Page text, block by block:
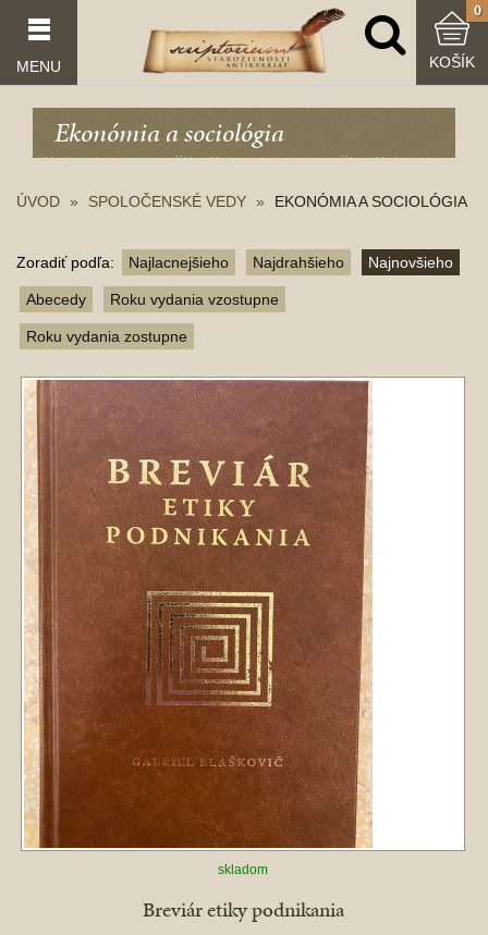
MENU
0
KOŠÍK
Ekonómia a sociológia
ÚVOD SPOLOČENSKÉ VEDY EKONÓMIA A SOCIOLÓGIA
Zoradiť podľa: Najlacnejšieho Najdrahšieho Najnovšieho
Abecedy Roku vydania vzostupne
Roku vydania zostupne
skladom
Breviár etiky podnikania